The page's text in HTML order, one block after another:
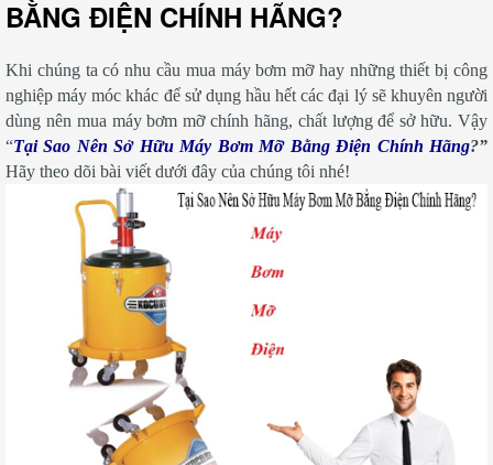
BẰNG ĐIỆN CHÍNH HÃNG?
Khi chúng ta có nhu cầu mua máy bơm mỡ hay những thiết bị công
nghiệp máy móc khác để sử dụng hầu hết các đại lý sẽ khuyên người
dùng nên mua máy bơm mỡ chính hãng, chất lượng để sở hữu. Vậy
“Tại Sao Nên Sở Hữu Máy Bơm Mỡ Bằng Điện Chính Hãng?”
Hãy theo dõi bài viết dưới đây của chúng tôi nhé!